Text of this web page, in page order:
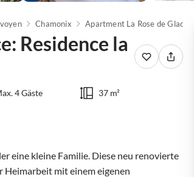
Chamonix
Residence la
4 Gäste 37 m²
eine kleine Familie. Diese neu renovierte
Heimarbeit mit einem eigenen